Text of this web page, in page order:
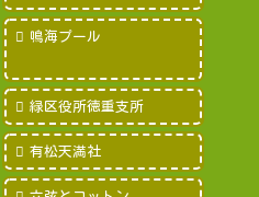
鳴海プール
緑区役所徳重支所
有松天満社